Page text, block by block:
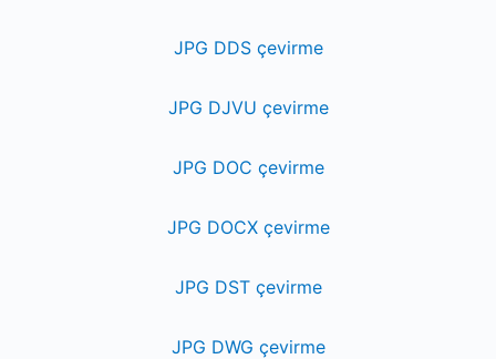
JPG DDS çevirme
JPG DJVU çevirme
JPG DOC çevirme
JPG DOCX çevirme
JPG DST çevirme
JPG DWG çevirme